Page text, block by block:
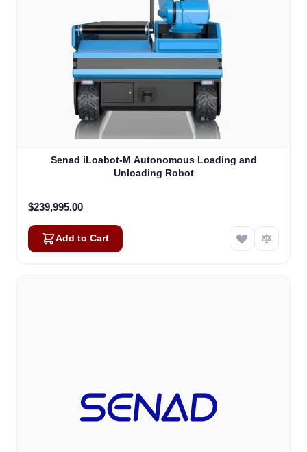
Senad iLoabot-M Autonomous Loading and
Unloading Robot
$239,995.00
Add to Cart